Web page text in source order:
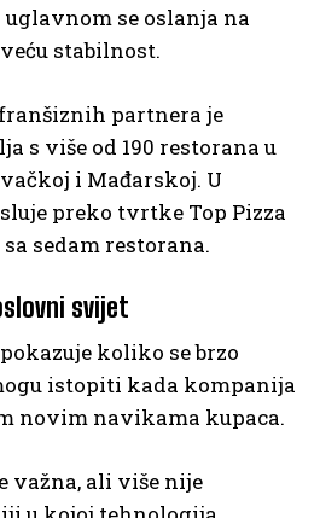
uglavnom se oslanja na
stabilnost.
partnera je
s više od 190 restorana u
i Mađarskoj. U
preko tvrtke Top Pizza
sedam restorana.
svijet
koliko se brzo
istopiti kada kompanija
novim navikama kupaca.
važna, ali više nije